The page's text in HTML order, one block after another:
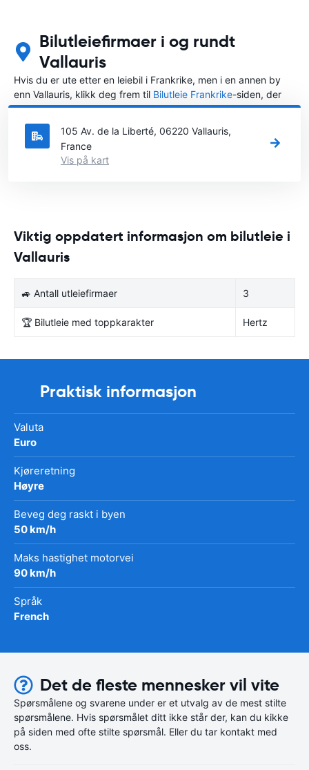
Bilutleiefirmaer i og rundt
Vallauris
Hvis du er ute etter en leiebil i Frankrike, men i en annen by
enn Vallauris, klikk deg frem til Bilutleie Frankrike-siden, der
du kan velge byen i Frankrike der du vil leie en bil.
105 Av. de la Liberté, 06220 Vallauris,
France
Vis på kart
Viktig oppdatert informasjon om bilutleie i
Vallauris
🚙 Antall utleiefirmaer 3
🏆 Bilutleie med toppkarakter Hertz
Praktisk informasjon
Valuta
Euro
Kjøreretning
Høyre
Beveg deg raskt i byen
50 km/h
Maks hastighet motorvei
90 km/h
Språk
French
Det de fleste mennesker vil vite
Spørsmålene og svarene under er et utvalg av de mest stilte
spørsmålene. Hvis spørsmålet ditt ikke står der, kan du kikke
på siden med ofte stilte spørsmål. Eller du tar kontakt med
oss.